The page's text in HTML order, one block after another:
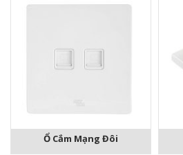
Ổ Cắm Mạng Đôi